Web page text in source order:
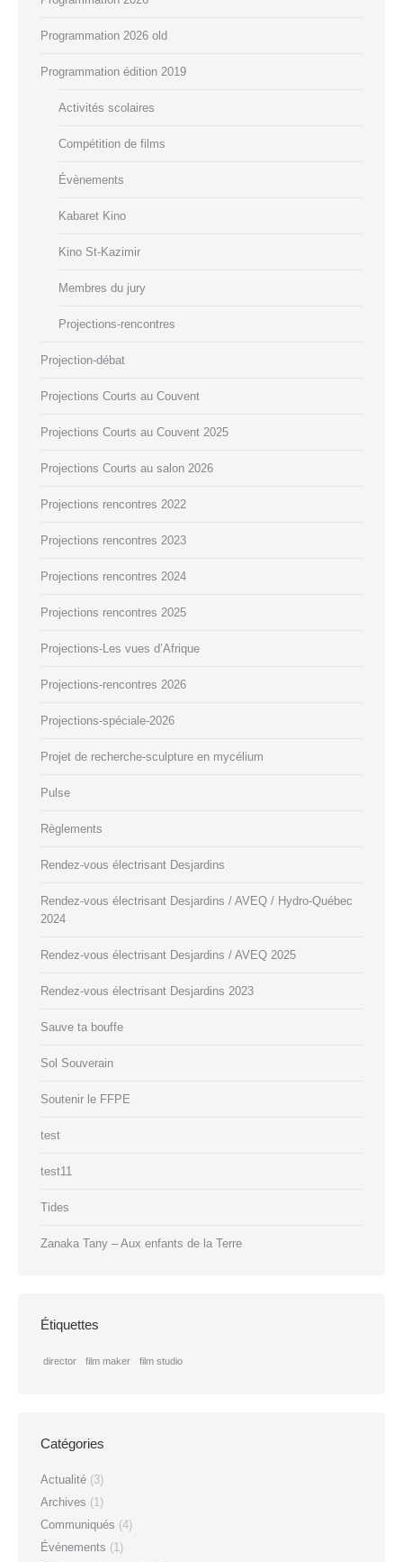
Programmation 2026 old
Programmation édition 2019
Activités scolaires
Compétition de films
Évènements
Kabaret Kino
Kino St-Kazimir
Membres du jury
Projections-rencontres
Projection-débat
Projections Courts au Couvent
Projections Courts au Couvent 2025
Projections Courts au salon 2026
Projections rencontres 2022
Projections rencontres 2023
Projections rencontres 2024
Projections rencontres 2025
Projections-Les vues d’Afrique
Projections-rencontres 2026
Projections-spéciale-2026
Projet de recherche-sculpture en mycélium
Pulse
Règlements
Rendez-vous électrisant Desjardins
Rendez-vous électrisant Desjardins / AVEQ / Hydro-Québec
2024
Rendez-vous électrisant Desjardins / AVEQ 2025
Rendez-vous électrisant Desjardins 2023
Sauve ta bouffe
Sol Souverain
Soutenir le FFPE
test
test11
Tides
Zanaka Tany – Aux enfants de la Terre
Étiquettes
director film maker film studio
Catégories
Actualité (3)
Archives (1)
Communiqués (4)
Événements (1)